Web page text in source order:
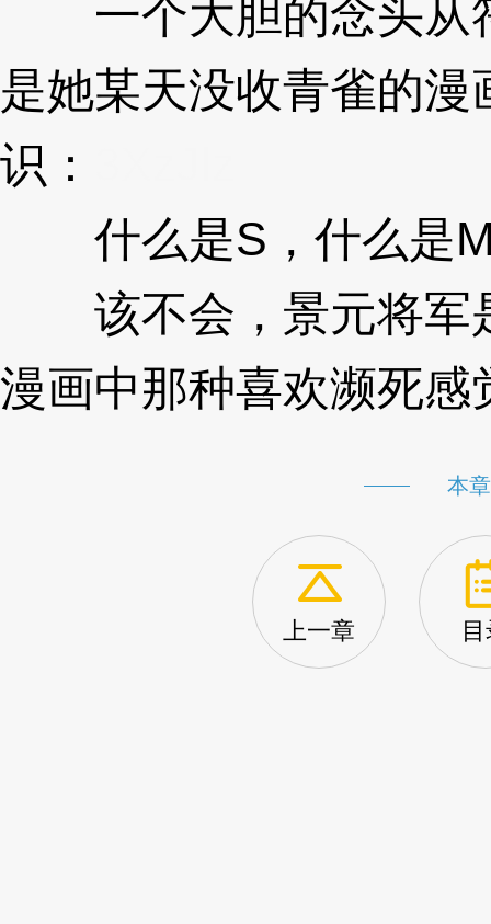
一个大胆的念头从
是她某天没收青雀的
识：
什么是S，什么是
该不会，景元将军
漫画中那种喜欢濒死感
本
上一章